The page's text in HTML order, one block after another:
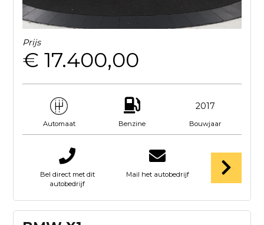
Prijs
€ 17.400,00
Automaat Benzine
2017
Bouwjaar
Bel direct met dit
autobedrijf
Mail het autobedrijf